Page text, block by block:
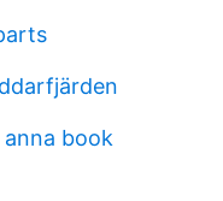
book